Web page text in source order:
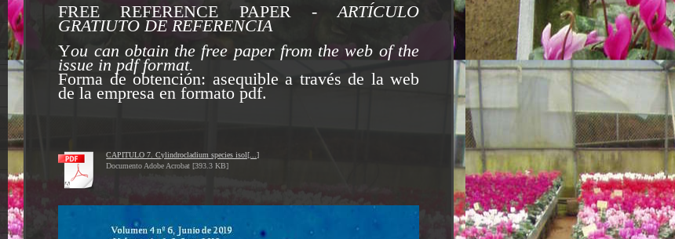
FREE REFERENCE PAPER - ARTÍCULO
GRATIUTO DE REFERENCIA
You can obtain the free paper from the web of the
issue in pdf format.
Forma de obtención: asequible a través de la web
de la empresa en formato pdf.
CAPITULO 7. Cylindrocladium species isol[...]
Documento Adobe Acrobat [393.3 KB]